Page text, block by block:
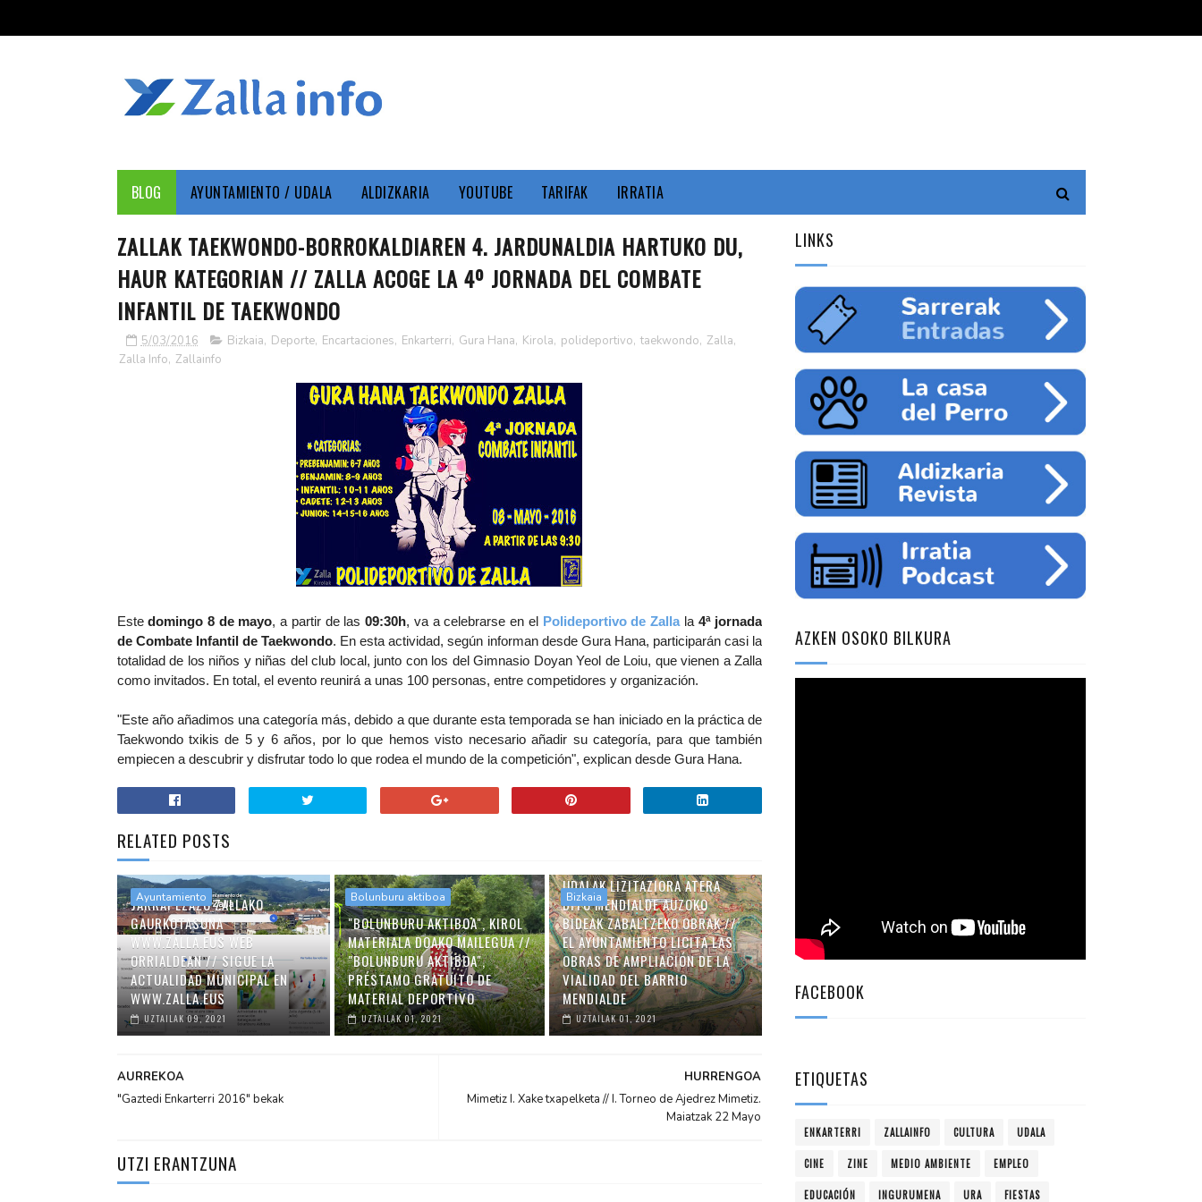
BLOG AYUNTAMIENTO / UDALA ALDIZKARIA YOUTUBE TARIFAK IRRATIA
ZALLAK TAEKWONDO-BORROKALDIAREN 4. JARDUNALDIA HARTUKO DU,
HAUR KATEGORIAN // ZALLA ACOGE LA 4º JORNADA DEL COMBATE
INFANTIL DE TAEKWONDO
5/03/2016 Bizkaia, Deporte, Encartaciones, Enkarterri, Gura Hana, Kirola, polideportivo, taekwondo, Zalla,
Zalla Info, Zallainfo
Estedomingo 8 de mayo, a partir de las09:30h, va a celebrarse en el Polideportivo de Zalla la 4ª jornada
de Combate Infantil de Taekwondo. En esta actividad, según informan desde Gura Hana, participarán casi la
totalidad de los niños y niñas del club local, junto con los del Gimnasio Doyan Yeol de Loiu, que vienen a Zalla
como invitados. En total, el evento reunirá a unas 100 personas, entre competidores y organización.
"Este año añadimos una categoría más, debido a que durante esta temporada se han iniciado en la práctica de
Taekwondo txikis de 5 y 6 años, por lo que hemos visto necesario añadir su categoría, para que también
empiecen a descubrir y disfrutar todo lo que rodea el mundo de la competición", explican desde Gura Hana.
RELATED POSTS
Ayuntamiento
JARRAI EZAZU ZALLAKO
GAURKOTASUNA
WWW.ZALLA.EUS WEB
ORRIALDEAN // SIGUE LA
ACTUALIDAD MUNICIPAL EN
WWW.ZALLA.EUS
UZTAILAK 09, 2021
Bolunburu aktiboa
"BOLUNBURU AKTIBOA", KIROL
MATERIALA DOAKO MAILEGUA //
"BOLUNBURU AKTIBOA",
PRÉSTAMO GRATUITO DE
MATERIAL DEPORTIVO
UZTAILAK 01, 2021
Bizkaia
UDALAK LIZITAZIORA ATERA
DITU MENDIALDE AUZOKO
BIDEAK ZABALTZEKO OBRAK //
EL AYUNTAMIENTO LICITA LAS
OBRAS DE AMPLIACIÓN DE LA
VIALIDAD DEL BARRIO
MENDIALDE
UZTAILAK 01, 2021
HURRENGOA
Mimetiz I. Xake txapelketa // I. Torneo de Ajedrez Mimetiz.
Maiatzak 22 Mayo
AURREKOA
"Gaztedi Enkarterri 2016" bekak
UTZI ERANTZUNA
LINKS
AZKEN OSOKO BILKURA
FACEBOOK
ETIQUETAS
ENKARTERRI ZALLAINFO CULTURA UDALA
CINE ZINE MEDIO AMBIENTE EMPLEO
EDUCACIÓN INGURUMENA URA FIESTAS